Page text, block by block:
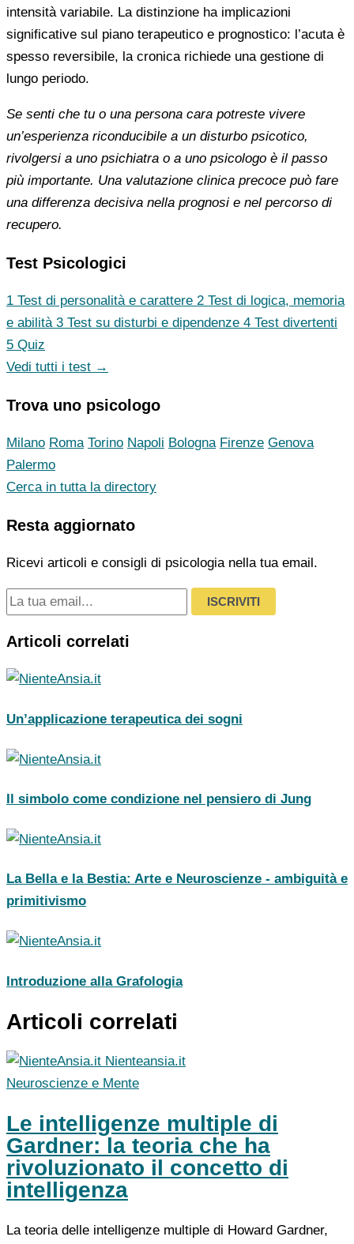
intensità variabile. La distinzione ha implicazioni
significative sul piano terapeutico e prognostico: l’acuta è
spesso reversibile, la cronica richiede una gestione di
lungo periodo.
Se senti che tu o una persona cara potreste vivere
un’esperienza riconducibile a un disturbo psicotico,
rivolgersi a uno psichiatra o a uno psicologo è il passo
più importante. Una valutazione clinica precoce può fare
una differenza decisiva nella prognosi e nel percorso di
recupero.
Test Psicologici
1 Test di personalità e carattere 2 Test di logica, memoria
e abilità 3 Test su disturbi e dipendenze 4 Test divertenti
5 Quiz
Vedi tutti i test →
Trova uno psicologo
Milano Roma Torino Napoli Bologna Firenze Genova
Palermo
Cerca in tutta la directory
Resta aggiornato
Ricevi articoli e consigli di psicologia nella tua email.
ISCRIVITI
Articoli correlati
Un’applicazione terapeutica dei sogni
Il simbolo come condizione nel pensiero di Jung
La Bella e la Bestia: Arte e Neuroscienze - ambiguità e
primitivismo
Introduzione alla Grafologia
Articoli correlati
Nienteansia.it
Neuroscienze e Mente
Le intelligenze multiple di
Gardner: la teoria che ha
rivoluzionato il concetto di
intelligenza
La teoria delle intelligenze multiple di Howard Gardner,